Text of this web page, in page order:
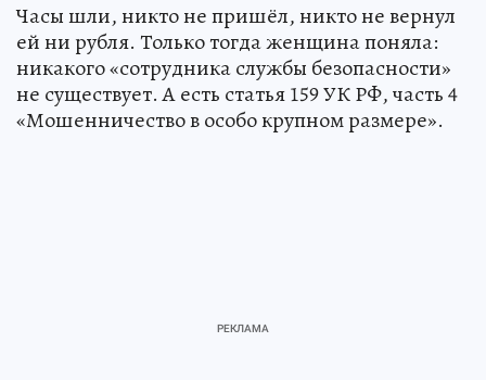
Часы шли, никто не пришёл, никто не вернул
ей ни рубля. Только тогда женщина поняла:
никакого «сотрудника службы безопасности»
не существует. А есть статья 159 УК РФ, часть 4
«Мошенничество в особо крупном размере».